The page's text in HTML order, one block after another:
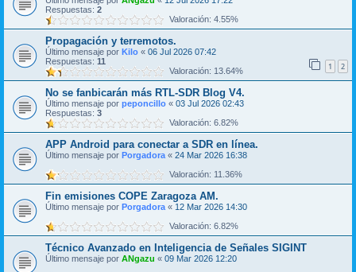
Respuestas: 2
Valoración: 4.55%
Propagación y terremotos.
Último mensaje por Kilo « 06 Jul 2026 07:42
Respuestas: 11 1 2
Valoración: 13.64%
No se fanbicarán más RTL-SDR Blog V4.
Último mensaje por peponcillo « 03 Jul 2026 02:43
Respuestas: 3
Valoración: 6.82%
APP Android para conectar a SDR en línea.
Último mensaje por Porgadora « 24 Mar 2026 16:38
Valoración: 11.36%
Fin emisiones COPE Zaragoza AM.
Último mensaje por Porgadora « 12 Mar 2026 14:30
Valoración: 6.82%
Técnico Avanzado en Inteligencia de Señales SIGINT
Último mensaje por ANgazu « 09 Mar 2026 12:20